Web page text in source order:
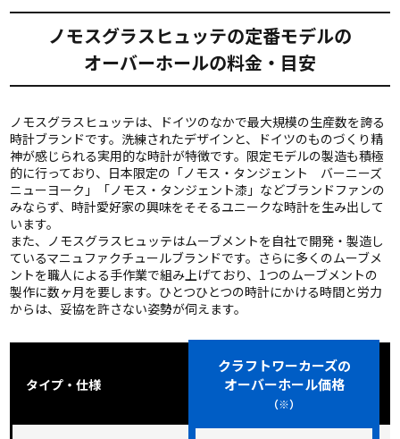
ノモスグラスヒュッテの定番モデルの
オーバーホールの料金・目安
ノモスグラスヒュッテは、ドイツのなかで最大規模の生産数を誇る
時計ブランドです。洗練されたデザインと、ドイツのものづくり精
神が感じられる実用的な時計が特徴です。限定モデルの製造も積極
的に行っており、日本限定の「ノモス・タンジェント バーニーズ
ニューヨーク」「ノモス・タンジェント漆」などブランドファンの
みならず、時計愛好家の興味をそそるユニークな時計を生み出して
います。
また、ノモスグラスヒュッテはムーブメントを自社で開発・製造し
ているマニュファクチュールブランドです。さらに多くのムーブメ
ントを職人による手作業で組み上げており、1つのムーブメントの
製作に数ヶ月を要します。ひとつひとつの時計にかける時間と労力
からは、妥協を許さない姿勢が伺えます。
タイプ・仕様
クラフトワーカーズの
オーバーホール価格
（※）